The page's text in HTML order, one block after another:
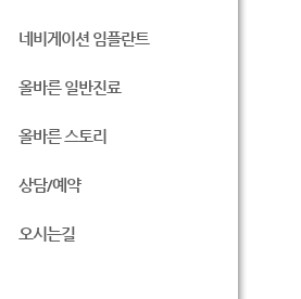
네비게이션 임플란트
올바른 일반진료
올바른 스토리
상담/예약
오시는길